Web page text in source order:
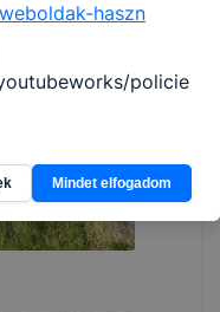
haszn
policie
Mindet elfogadom